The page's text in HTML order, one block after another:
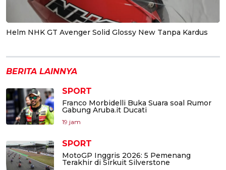
Helm NHK GT Avenger Solid Glossy New Tanpa Kardus
BERITA LAINNYA
SPORT
Franco Morbidelli Buka Suara soal Rumor
Gabung Aruba.it Ducati
19 jam
SPORT
MotoGP Inggris 2026: 5 Pemenang
Terakhir di Sirkuit Silverstone